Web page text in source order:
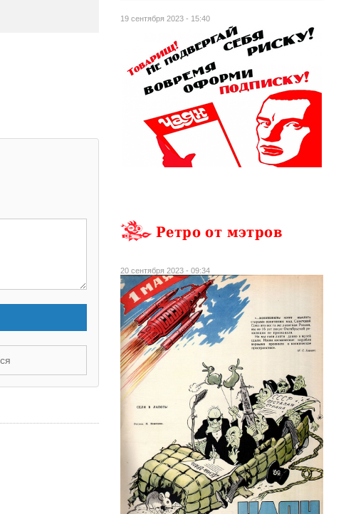
19 сентября 2023 - 15:40
Ретро от мэтров
20 сентября 2023 - 09:34